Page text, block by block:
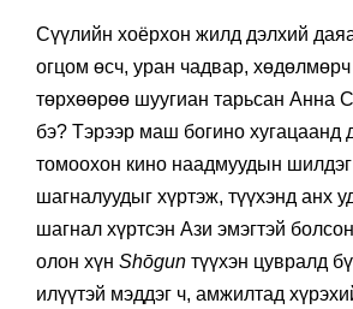
Сүүлийн хоёрхон жилд дэлхий
огцом өсч, уран чадвар,
төрхөөрөө шуугиан тарьсан Анна
бэ? Тэрээр маш богино хугацаанд
томоохон кино наадмуудын шилдэг
шагналуудыг хүртэж, түүхэнд анх
шагнал хүртсэн Ази эмэгтэй
олон хүн Shōgun түүхэн цувралд
илүүтэй мэддэг ч, амжилтад